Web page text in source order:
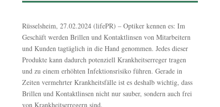
Rüsselsheim, 27.02.2024 (lifePR) – Optiker kennen es: Im
Geschäft werden Brillen und Kontaktlinsen von Mitarbeitern
und Kunden tagtäglich in die Hand genommen. Jedes dieser
Produkte kann dadurch potenziell Krankheitserreger tragen
und zu einem erhöhten Infektionsrisiko führen. Gerade in
Zeiten vermehrter Krankheitsfälle ist es deshalb wichtig, dass
Brillen und Kontaktlinsen nicht nur sauber, sondern auch frei
von Krankheitserregern sind.